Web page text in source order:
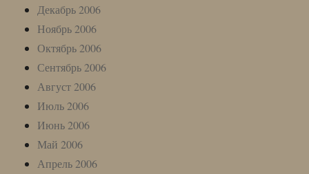
Декабрь 2006
Ноябрь 2006
Октябрь 2006
Сентябрь 2006
Август 2006
Июль 2006
Июнь 2006
Май 2006
Апрель 2006